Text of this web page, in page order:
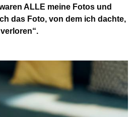
ALLE meine Fotos und
das Foto, von dem ich dachte,